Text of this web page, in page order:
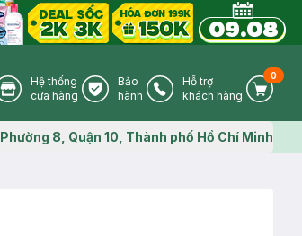
Store Icon
Hệ thống
cửa hàng
Warranty Icon
Bảo
hành
Phone Icon
Hỗ trợ
khách hàng
Cart
0
Map icon
Phường 8, Quận 10, Thành phố Hồ Chí Minh